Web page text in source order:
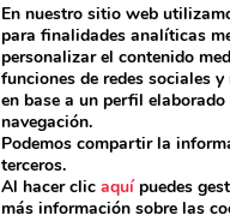
En nuestro sitio web
para finalidades analíticas
personalizar el contenido
funciones de redes sociales
en base a un perfil
navegación.
Podemos compartir la
terceros.
Al hacer clic aquípuedes
más información sobre las